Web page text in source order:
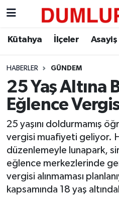
Kütahya İlçeler Asayiş
HABERLER GÜNDEM
25 Yaş Altına
Eğlence
25 yaşını doldurmamış
vergisi muafiyeti geliyor.
düzenlemeyle lunapark,
eğlence merkezlerinde
vergisi alınmaması
kapsamında 18 yaş
Asayiş
Diğer
Dünya
Ekonomi
Eleman
Emlak
Kütahya Hava Durumu
Kütahya Trafik
Süper Lig Puan
Son Dakika Haberleri
Haber Arşivi